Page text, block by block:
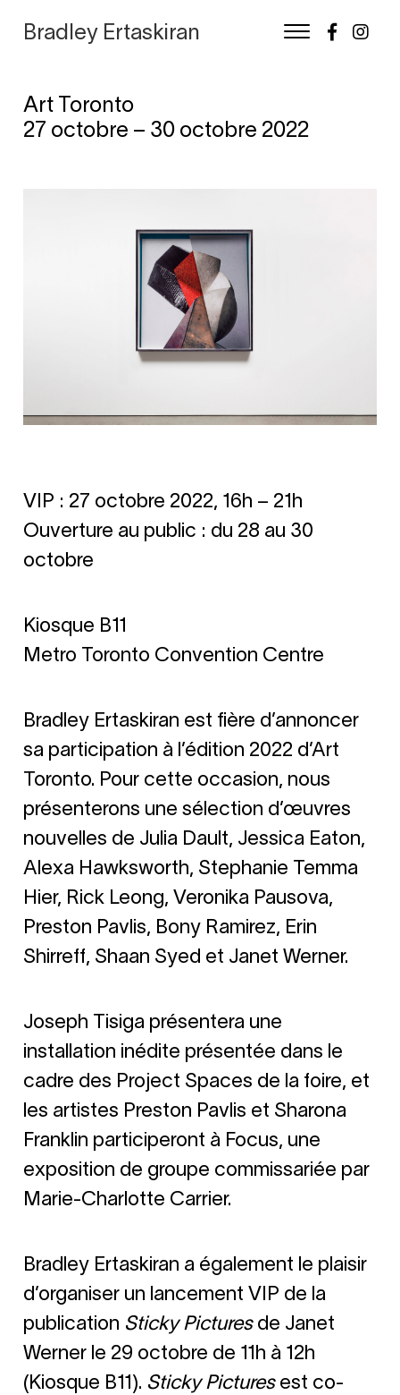
Skip
Bradley Ertaskiran
Art Toronto
27 octobre – 30 octobre 2022
VIP : 27 octobre 2022, 16h – 21h
Ouverture au public : du 28 au 30
octobre
Kiosque B11
Metro Toronto Convention Centre
Bradley Ertaskiran est fière d’annoncer
sa participation à l’édition 2022 d’Art
Toronto. Pour cette occasion, nous
présenterons une sélection d’œuvres
nouvelles de Julia Dault, Jessica Eaton,
Alexa Hawksworth, Stephanie Temma
Hier, Rick Leong, Veronika Pausova,
Preston Pavlis, Bony Ramirez, Erin
Shirreff, Shaan Syed et Janet Werner.
Joseph Tisiga présentera une
installation inédite présentée dans le
cadre des Project Spaces de la foire, et
les artistes Preston Pavlis et Sharona
Franklin participeront à Focus, une
exposition de groupe commissariée par
Marie-Charlotte Carrier.
Bradley Ertaskiran a également le plaisir
d’organiser un lancement VIP de la
publication Sticky Picturesde Janet
Werner le 29 octobre de 11h à 12h
(Kiosque B11). Sticky Pictures est co-